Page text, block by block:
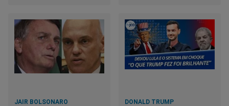
JAIR BOLSONARO DONALD TRUMP